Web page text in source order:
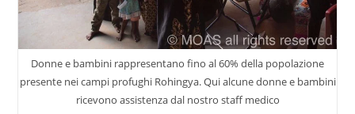
Donne e bambini rappresentano fino al 60% della popolazione
presente nei campi profughi Rohingya. Qui alcune donne e bambini
ricevono assistenza dal nostro staff medico